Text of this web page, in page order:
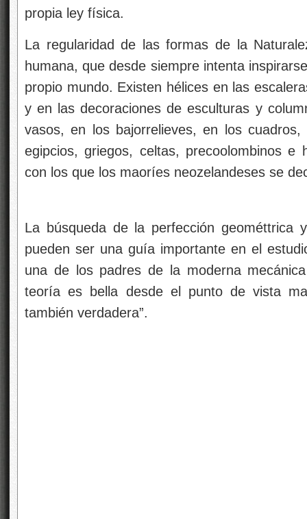
propia ley física.
La regularidad de las formas de la
humana, que desde siempre intenta
propio mundo. Existen hélices en las
y en las decoraciones de esculturas y
vasos, en los bajorrelieves, en los
egipcios, griegos, celtas, precoolombinos
con los que los maoríes neozelandeses se
La búsqueda de la perfección geométtrica
pueden ser una guía importante en el
una de los padres de la moderna
teoría es bella desde el punto de vista
también verdadera”.